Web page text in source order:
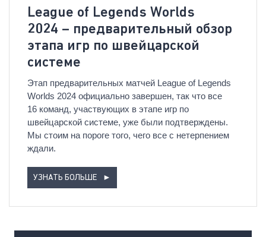
League of Legends Worlds
2024 – предварительный обзор
этапа игр по швейцарской
системе
Этап предварительных матчей League of Legends
Worlds 2024 официально завершен, так что все
16 команд, участвующих в этапе игр по
швейцарской системе, уже были подтверждены.
Мы стоим на пороге того, чего все с нетерпением
ждали.
УЗНАТЬ БОЛЬШЕ ►